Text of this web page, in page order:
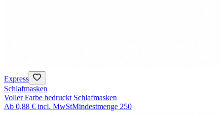
Express
Schlafmasken
Voller Farbe bedruckt Schlafmasken
Ab 0,88 € incl. MwStMindestmenge 250